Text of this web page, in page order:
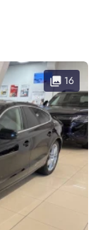
collections 16